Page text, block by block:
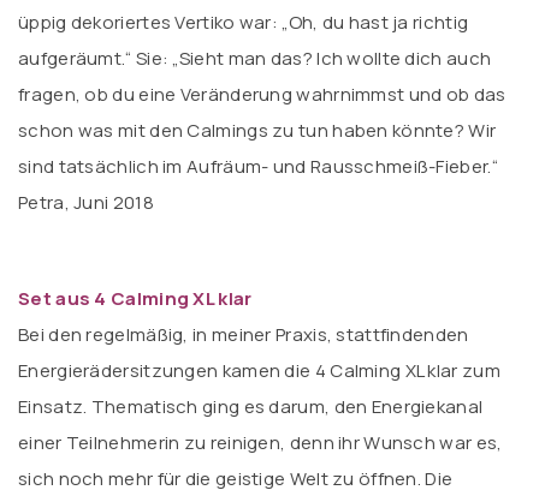
üppig dekoriertes Vertiko war: „Oh, du hast ja richtig
aufgeräumt.“ Sie: „Sieht man das? Ich wollte dich auch
fragen, ob du eine Veränderung wahrnimmst und ob das
schon was mit den Calmings zu tun haben könnte? Wir
sind tatsächlich im Aufräum- und Rausschmeiß-Fieber.“
Petra, Juni 2018
Set aus 4 Calming XL klar
Bei den regelmäßig, in meiner Praxis, stattfindenden
Energierädersitzungen kamen die 4 Calming XL klar zum
Einsatz. Thematisch ging es darum, den Energiekanal
einer Teilnehmerin zu reinigen, denn ihr Wunsch war es,
sich noch mehr für die geistige Welt zu öffnen. Die